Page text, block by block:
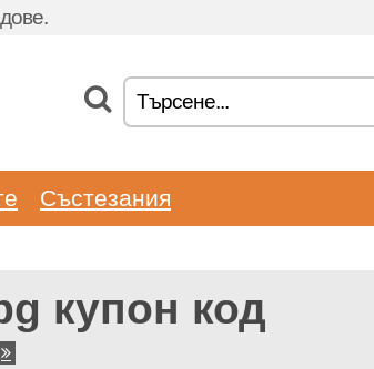
Състезания
купон код